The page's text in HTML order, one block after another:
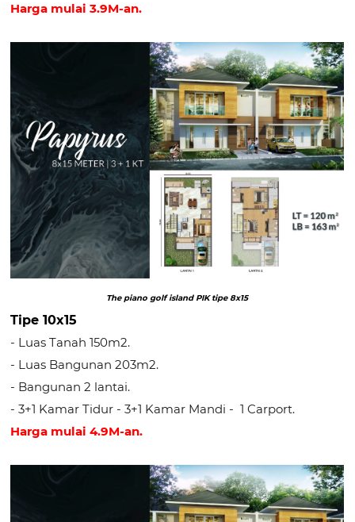
Harga mulai 3.9M-an.
The piano golf island PIK tipe 8x15
Tipe 10x15
- Luas Tanah 150m2.
- Luas Bangunan 203m2.
- Bangunan 2 lantai.
- 3+1 Kamar Tidur - 3+1 Kamar Mandi - 1 Carport.
Harga mulai 4.9M-an.